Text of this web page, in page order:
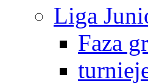
Liga
Faza